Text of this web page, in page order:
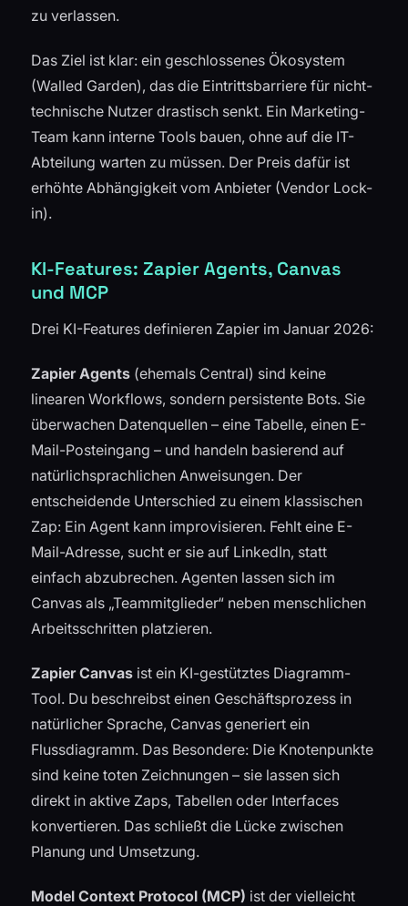
zu verlassen.
Das Ziel ist klar: ein geschlossenes Ökosystem
(Walled Garden), das die Eintrittsbarriere für nicht-
technische Nutzer drastisch senkt. Ein Marketing-
Team kann interne Tools bauen, ohne auf die IT-
Abteilung warten zu müssen. Der Preis dafür ist
erhöhte Abhängigkeit vom Anbieter (Vendor Lock-
in).
KI-Features: Zapier Agents, Canvas
und MCP
Drei KI-Features definieren Zapier im Januar 2026:
Zapier Agents (ehemals Central) sind keine
linearen Workflows, sondern persistente Bots. Sie
überwachen Datenquellen – eine Tabelle, einen E-
Mail-Posteingang – und handeln basierend auf
natürlichsprachlichen Anweisungen. Der
entscheidende Unterschied zu einem klassischen
Zap: Ein Agent kann improvisieren. Fehlt eine E-
Mail-Adresse, sucht er sie auf LinkedIn, statt
einfach abzubrechen. Agenten lassen sich im
Canvas als „Teammitglieder“ neben menschlichen
Arbeitsschritten platzieren.
Zapier Canvas ist ein KI-gestütztes Diagramm-
Tool. Du beschreibst einen Geschäftsprozess in
natürlicher Sprache, Canvas generiert ein
Flussdiagramm. Das Besondere: Die Knotenpunkte
sind keine toten Zeichnungen – sie lassen sich
direkt in aktive Zaps, Tabellen oder Interfaces
konvertieren. Das schließt die Lücke zwischen
Planung und Umsetzung.
Model Context Protocol (MCP) ist der vielleicht